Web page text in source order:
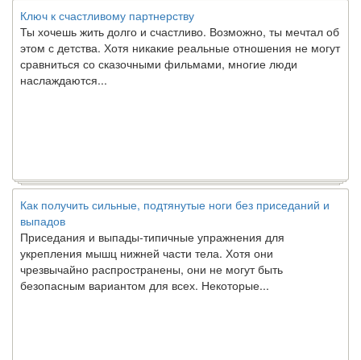
Ключ к счастливому партнерству
Ты хочешь жить долго и счастливо. Возможно, ты мечтал об
этом с детства. Хотя никакие реальные отношения не могут
сравниться со сказочными фильмами, многие люди
наслаждаются...
Как получить сильные, подтянутые ноги без приседаний и
выпадов
Приседания и выпады-типичные упражнения для
укрепления мышц нижней части тела. Хотя они
чрезвычайно распространены, они не могут быть
безопасным вариантом для всех. Некоторые...